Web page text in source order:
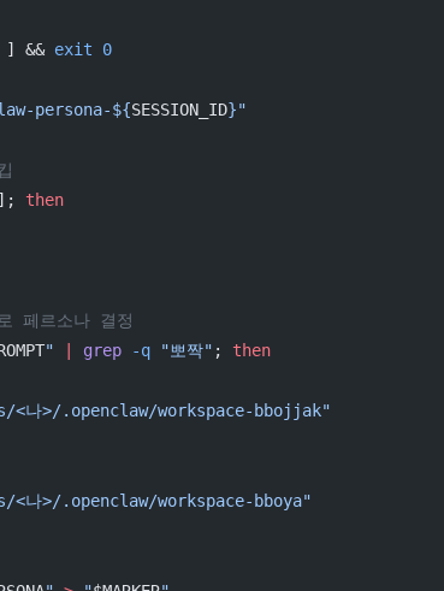
] && exit 0
persona-${SESSION_ID}"
then
페르소나 결정
" grep -q "뽀짝" ; then
<나>/.openclaw/workspace-bbojjak"
<나>/.openclaw/workspace-bboya"